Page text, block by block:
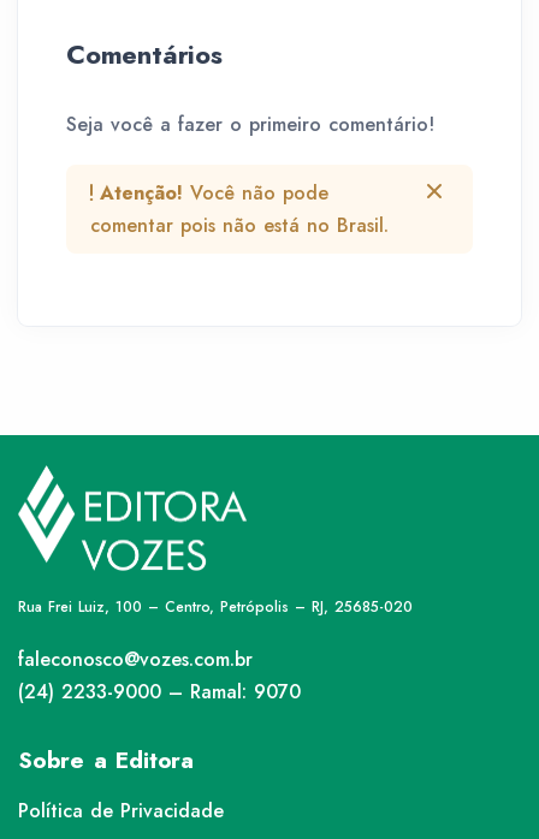
Comentários
Seja você a fazer o primeiro comentário!
Atenção! Você não pode
comentar pois não está no Brasil.
Rua Frei Luiz, 100 – Centro, Petrópolis – RJ, 25685-020
faleconosco@vozes.com.br
(24) 2233-9000 – Ramal: 9070
Sobre a Editora
Política de Privacidade